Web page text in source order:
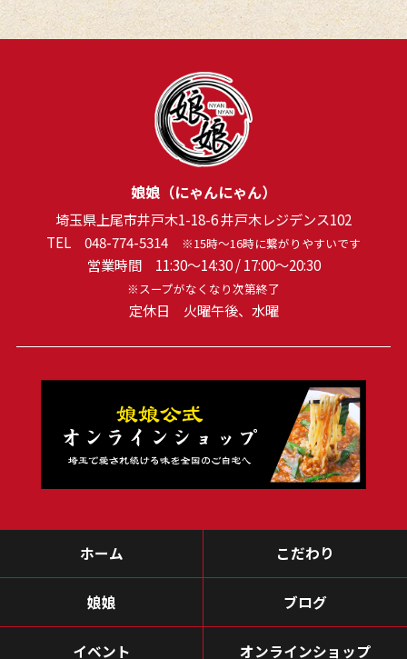
娘娘（にゃんにゃん）
埼玉県上尾市井戸木1-18-6 井戸木レジデンス102
TEL 048-774-5314 ※15時～16時に繋がりやすいです
営業時間 11:30～14:30 / 17:00～20:30
※スープがなくなり次第終了
定休日 火曜午後、水曜
ホーム こだわり
娘娘 ブログ
イベント オンラインショップ